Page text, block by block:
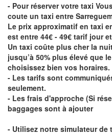
- Pour réserver votre taxi
coute un taxi entre
Le prix approximatif en taxi
est entre 44€ - 49€ tarif jour
Un taxi coûte plus cher la
jusqu’à 50% plus élevé que
choisissez bien vos horaires.
- Les tarifs sont
seulement.
- Les frais d'approche (Si
baggages sont à ajouter
- Utilisez notre simulateur de